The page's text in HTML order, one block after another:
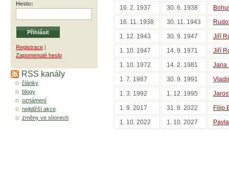
Heslo:
Registrace |
Zapomenuté heslo
RSS kanály
články
blogy
oznámení
nejbližší akce
změny ve sborech
16. 2. 1937
30. 6. 1938
16. 11. 1938
30. 11. 1943
1. 12. 1943
30. 9. 1947
Jiří
1. 10. 1947
14. 9. 1971
Jiří
1. 10. 1972
14. 2. 1981
Jana
1. 7. 1987
30. 9. 1991
1. 3. 1992
1. 12. 1995
1. 9. 2017
31. 8. 2022
Filip
1. 10. 2022
1. 10. 2027